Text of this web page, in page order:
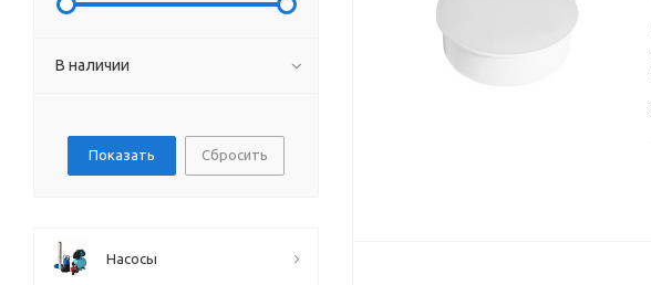
В наличии
Сбросить
Насосы